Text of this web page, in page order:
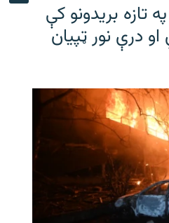
تازه بریدونو کې
درې نور ټپیان